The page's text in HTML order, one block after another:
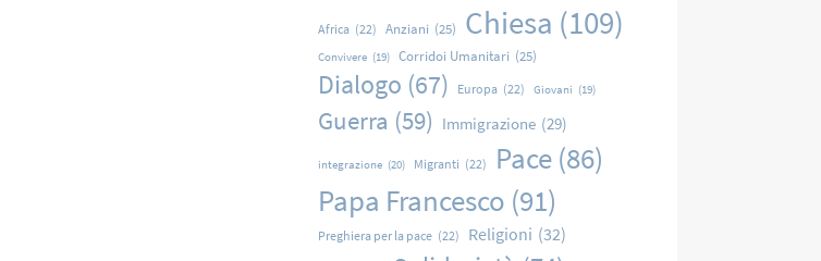
Africa (22) Anziani (25) Chiesa (109)
Convivere (19) Corridoi Umanitari (25)
Dialogo (67) Europa (22) Giovani (19)
Guerra (59) Immigrazione (29)
integrazione (20) Migranti (22) Pace (86)
Papa Francesco (91)
Preghiera per la pace (22) Religioni (32)